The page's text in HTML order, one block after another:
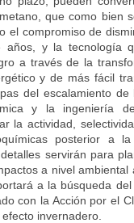
que como bien
el compromiso de
años, y la tecnología
a través de la
y de más fácil
del escalamiento
y la ingeniería
la actividad,
posterior a
servirán para
a nivel
a la búsqueda
con la Acción por el
invernadero.